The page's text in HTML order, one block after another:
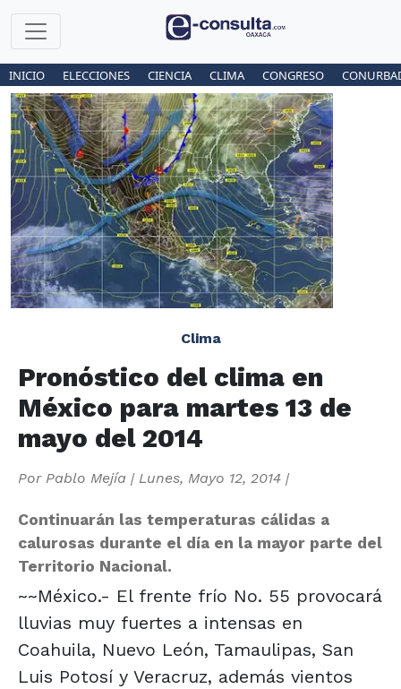
INICIO ELECCIONES CIENCIA CLIMA CONGRESO
Clima
Pronóstico del clima en
México para martes 13 de
mayo del 2014
Por Pablo Mejía | Lunes, Mayo 12, 2014 |
Continuarán las temperaturas cálidas a
calurosas durante el día en la mayor parte del
Territorio Nacional.
~~México.- El frente frío No. 55 provocará
lluvias muy fuertes a intensas en
Coahuila, Nuevo León, Tamaulipas, San
Luis Potosí y Veracruz, además vientos